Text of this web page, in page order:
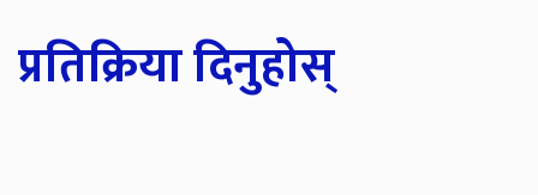
प्रतिक्रिया दिनुहोस्